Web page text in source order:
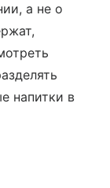
а не о
напитки в